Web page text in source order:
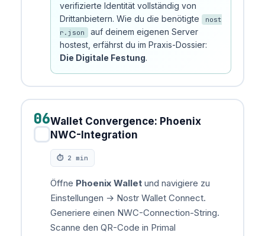
verifizierte Identität vollständig von
Drittanbietern. Wie du die benötigte
nost
r.json
auf deinem eigenen Server
hostest, erfährst du im Praxis-Dossier:
Die Digitale Festung.
06Wallet Convergence: Phoenix
NWC-Integration
⏱ 2 min
Öffne Phoenix Wallet und navigiere zu
Einstellungen → Nostr Wallet Connect.
Generiere einen NWC-Connection-String.
Scanne den QR-Code in Primal